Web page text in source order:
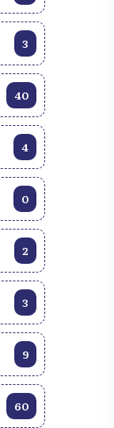
3
40
4
0
2
3
9
60